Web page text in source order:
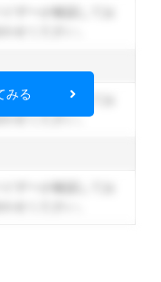
ザーが確認してお
せください。
みる